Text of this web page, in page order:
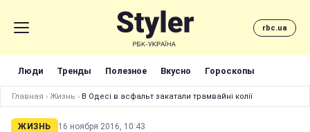
rbc.ua
Люди Тренды Полезное Вкусно Гороскопы
Главная › Жизнь › В Одесі в асфальт закатали трамвайні колії
ЖИЗНЬ 16 ноября 2016, 10:43